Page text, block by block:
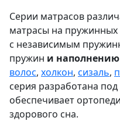
Серии матрасов
матрасы на пружинных
с независимым
пружин и наполнению
волос, холкон, сизаль,
серия разработана
обеспечивает
здорового сна.